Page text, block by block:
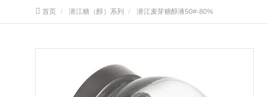
首页 潜江糖（醇）系列 潜江麦芽糖醇液50#-80%